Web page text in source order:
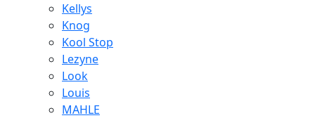
Kellys
Knog
Kool Stop
Lezyne
Look
Louis
MAHLE